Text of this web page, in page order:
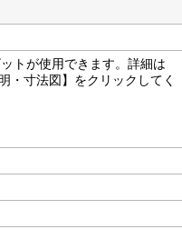
トが使用できます。詳細は
・寸法図】をクリックしてく